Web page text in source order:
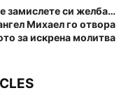
замислете си желба…
Михаел го отвора
за искрена молитва